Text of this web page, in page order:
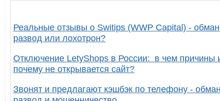
Реальные отзывы о Switips (WWP Capital) -
развод или лохотрон?
Отключение LetyShops в России: в чем причины
почему не открывается сайт?
Звонят и предлагают кэшбэк по телефону -